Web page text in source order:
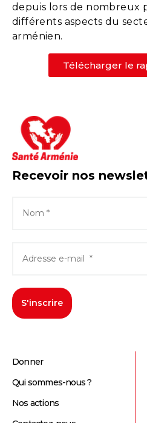
depuis lors de nombreux
différents aspects du
arménien.
Télécharger le
Recevoir nos
S'inscrire
Donner
Qui sommes-nous ?
Nos actions